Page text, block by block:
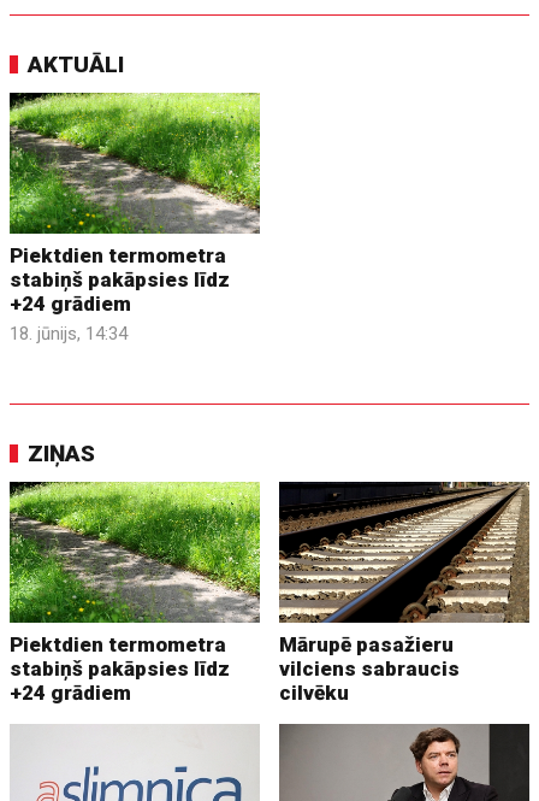
AKTUĀLI
Piektdien termometra
stabiņš pakāpsies līdz
+24 grādiem
18. jūnijs, 14:34
ZIŅAS
Piektdien termometra
stabiņš pakāpsies līdz
+24 grādiem
Mārupē pasažieru
vilciens sabraucis
cilvēku